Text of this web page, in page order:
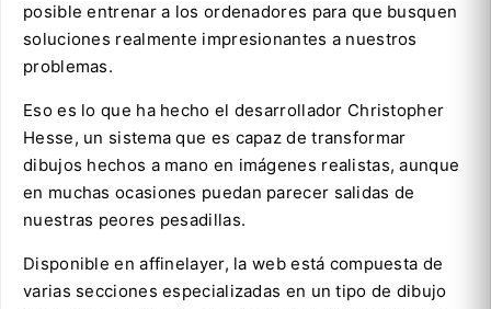
posible entrenar a los ordenadores para que busquen
soluciones realmente impresionantes a nuestros
problemas.
Eso es lo que ha hecho el desarrollador Christopher
Hesse, un sistema que es capaz de transformar
dibujos hechos a mano en imágenes realistas, aunque
en muchas ocasiones puedan parecer salidas de
nuestras peores pesadillas.
Disponible en affinelayer, la web está compuesta de
varias secciones especializadas en un tipo de dibujo